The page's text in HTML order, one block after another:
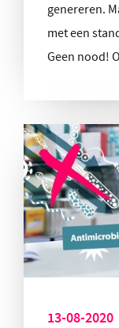
genereren.
met een
Geen nood!
13-08-2020